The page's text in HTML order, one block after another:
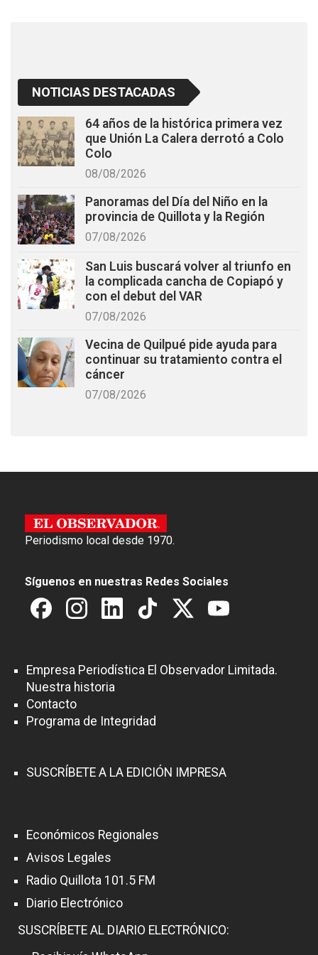
NOTICIAS DESTACADAS
64 años de la histórica primera vez
que Unión La Calera derrotó a Colo
Colo
08/08/2026
Panoramas del Día del Niño en la
provincia de Quillota y la Región
07/08/2026
San Luis buscará volver al triunfo en
la complicada cancha de Copiapó y
con el debut del VAR
07/08/2026
Vecina de Quilpué pide ayuda para
continuar su tratamiento contra el
cáncer
07/08/2026
Periodismo local desde 1970.
Síguenos en nuestras Redes Sociales
Empresa Periodística El Observador Limitada.
Nuestra historia
Contacto
Programa de Integridad
SUSCRÍBETE A LA EDICIÓN IMPRESA
Económicos Regionales
Avisos Legales
Radio Quillota 101.5 FM
Diario Electrónico
SUSCRÍBETE AL DIARIO ELECTRÓNICO: